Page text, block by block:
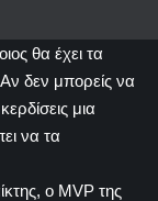
θα έχει τα
Αν δεν μπορείς να
μια
να τα
ο MVP της